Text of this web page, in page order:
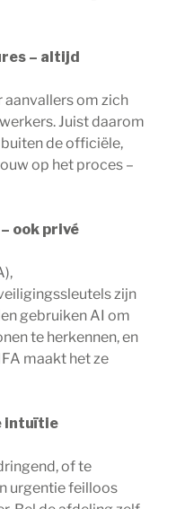
– altijd
om zich
Juist daarom
de officiële,
op het proces –
ook privé
zijn
gebruiken AI om
te herkennen, en
maakt het ze
intuïtie
of te
urgentie feilloos